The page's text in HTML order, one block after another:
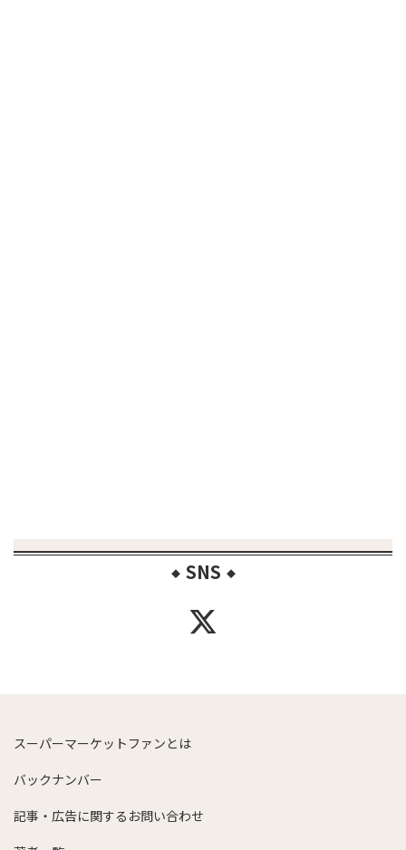
◆ SNS ◆
スーパーマーケットファンとは
バックナンバー
記事・広告に関するお問い合わせ